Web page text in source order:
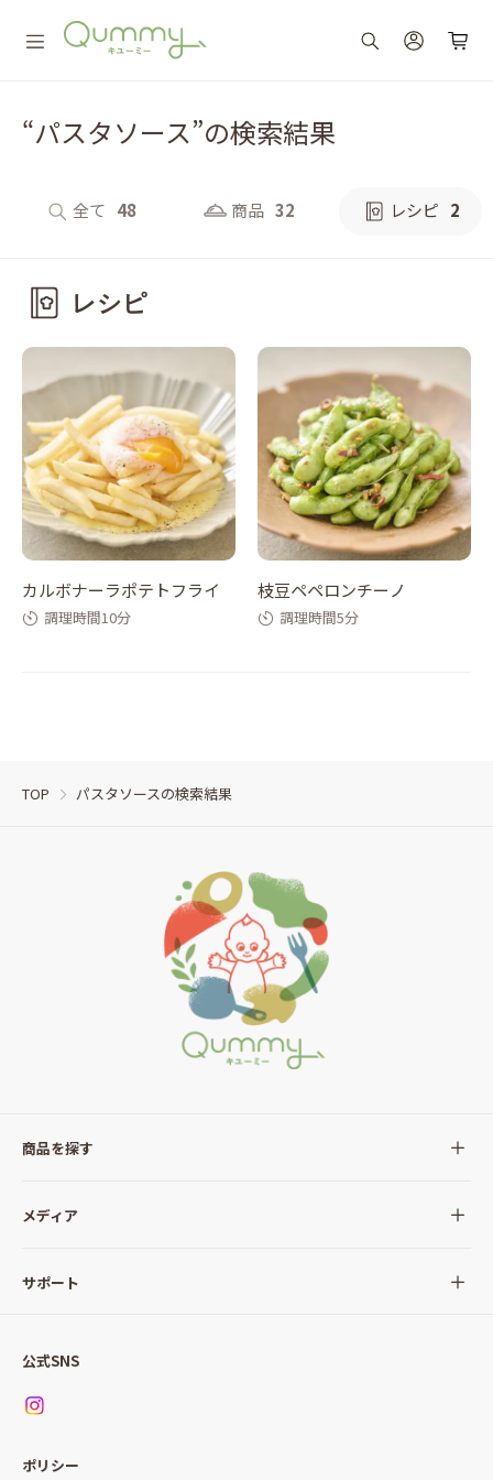
“パスタソース”の検索結果
全て 48 商品 32 レシピ 2
レシピ
カルボナーラポテトフライ
調理時間10分
枝豆ペペロンチーノ
調理時間5分
TOP パスタソースの検索結果
商品を探す
全ての商品
サラダ
パッケージサラダ
調味料
メディア
Qummy(キユーミー)について
サポート
お問い合わせ
公式SNS
ポリシー